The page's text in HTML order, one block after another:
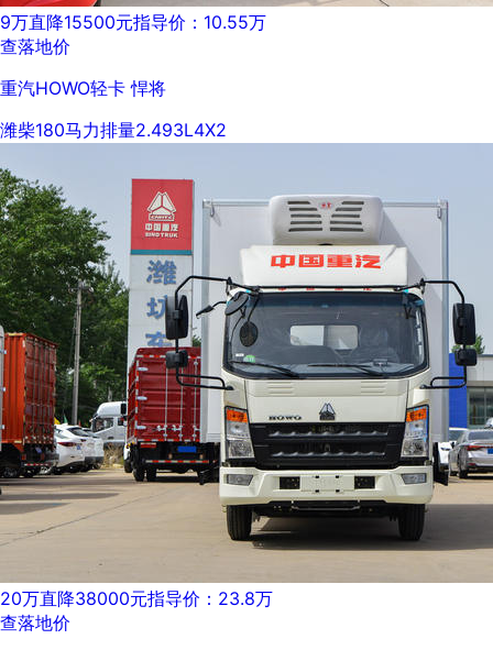
9万直降15500元指导价：10.55万
查落地价
重汽HOWO轻卡 悍将
潍柴180马力排量2.493L4X2
20万直降38000元指导价：23.8万
查落地价